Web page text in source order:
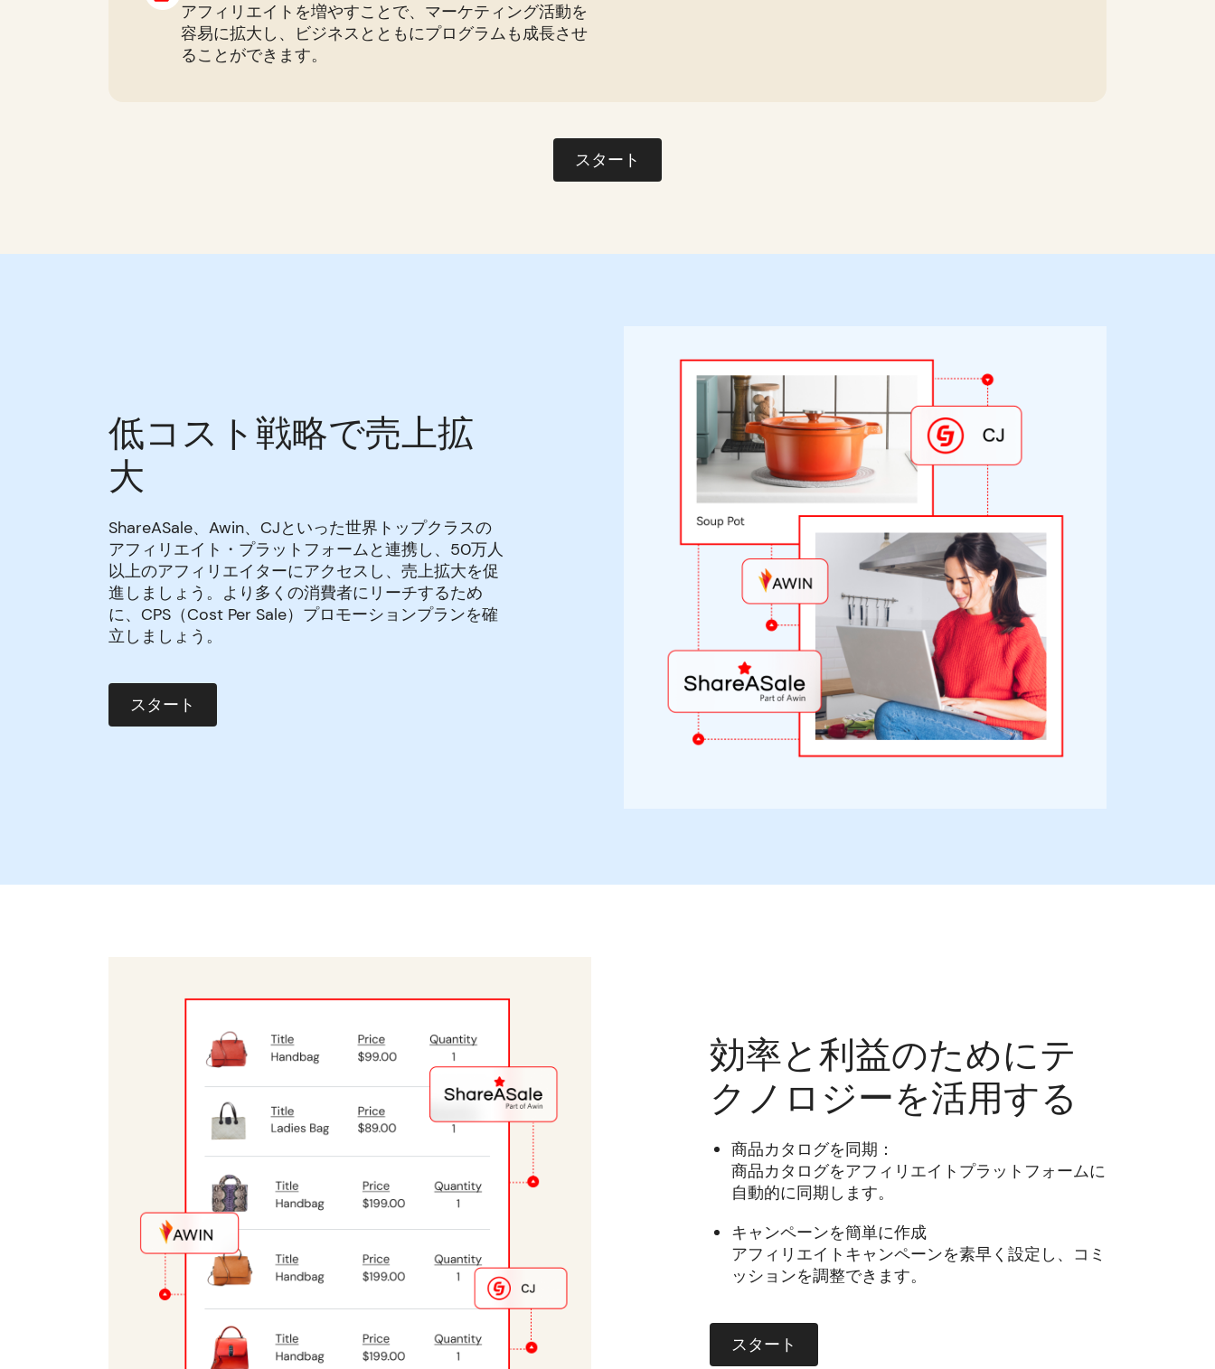
アフィリエイトを増やすことで、マーケティング活動を
容易に拡大し、ビジネスとともにプログラムも成長させ
ることができます。
スタート
低コスト戦略で売上拡
大
ShareASale、Awin、CJといった世界トップクラスの
アフィリエイト・プラットフォームと連携し、50万人
以上のアフィリエイターにアクセスし、売上拡大を促
進しましょう。より多くの消費者にリーチするため
に、CPS（Cost Per Sale）プロモーションプランを確
立しましょう。
スタート
効率と利益のためにテ
クノロジーを活用する
商品カタログを同期：
商品カタログをアフィリエイトプラットフォームに
自動的に同期します。
キャンペーンを簡単に作成
アフィリエイトキャンペーンを素早く設定し、コミ
ッションを調整できます。
スタート